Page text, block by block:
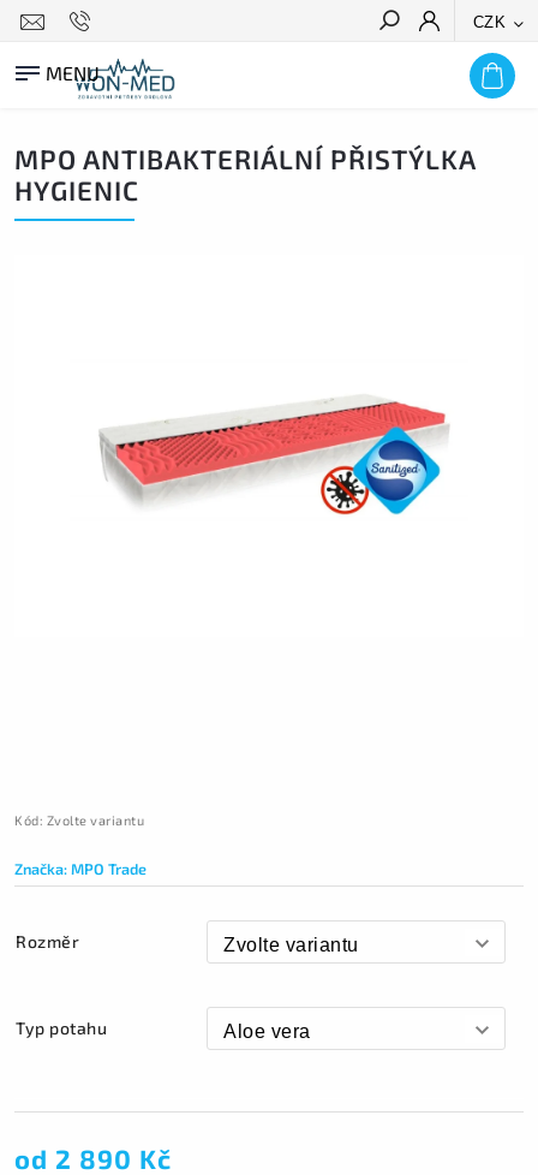
CZK
HLEDAT
MPO ANTIBAKTERIÁLNÍ PŘISTÝLKA
HYGIENIC
Kód: Zvolte variantu
Značka:MPO Trade
Rozměr
Typ potahu
od 2 890 Kč